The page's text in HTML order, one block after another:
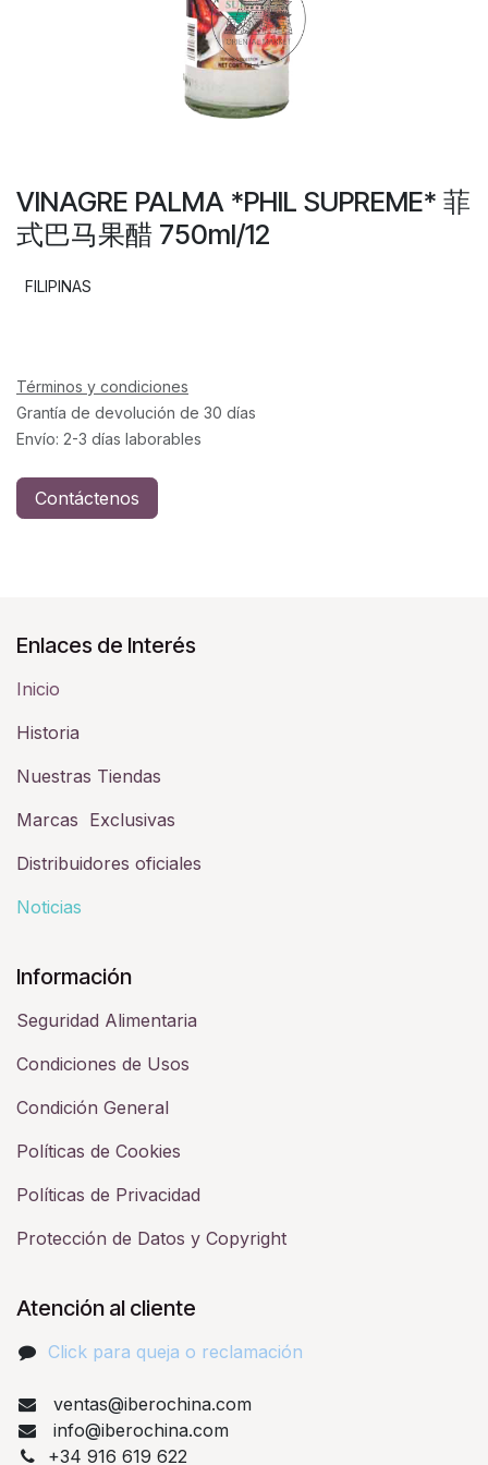
VINAGRE PALMA *PHIL SUPREME* 菲
式巴马果醋 750ml/12
FILIPINAS
Términos y condiciones
Grantía de devolución de 30 días
Envío: 2-3 días laborables
Contáctenos
Enlaces de Interés
Inicio
Historia​
Nuestras Tiendas
Marcas Exclusivas
Distribuidores oficiales
Noticias
Información
Seguridad Alimentaria
Condiciones de Usos
Condición General
Políticas de Cookies
Políticas de Privacidad
Protección de Datos y Copyright
Atención al cliente
Click para queja o reclamación​
ventas@iberochina.com
info@iberochina.com
+34 916 619 622